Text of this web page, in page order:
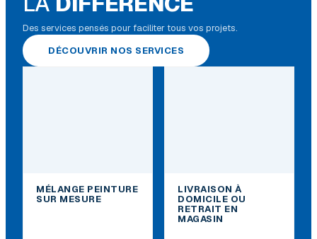
Des services pensés pour faciliter tous vos projets.
DÉCOUVRIR NOS SERVICES
MÉLANGE PEINTURE
SUR MESURE
LIVRAISON À
DOMICILE OU
RETRAIT EN
MAGASIN